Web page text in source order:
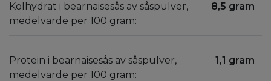
Kolhydrat i bearnaisesås av såspulver,
medelvärde per 100 gram:
8,5 gram
Protein i bearnaisesås av såspulver,
medelvärde per 100 gram:
1,1 gram